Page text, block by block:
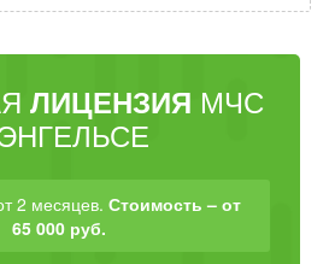
ЛИЦЕНЗИЯ МЧС
2 месяцев. Стоимость – от
65 000 руб.